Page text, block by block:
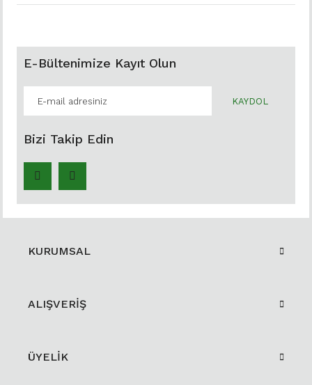
E-Bültenimize Kayıt Olun
KAYDOL
Bizi Takip Edin
KURUMSAL
ALIŞVERİŞ
ÜYELİK